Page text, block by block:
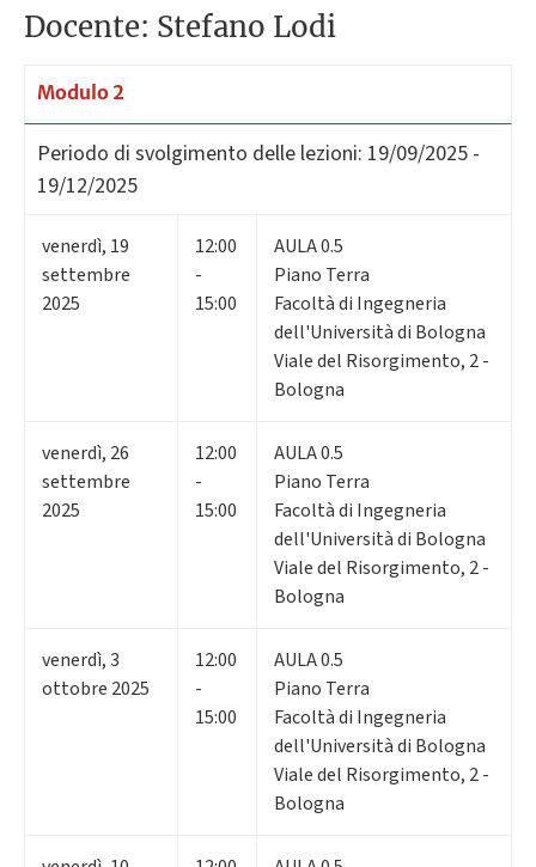
Docente: Stefano Lodi
Modulo 2
Periodo di svolgimento delle lezioni: 19/09/2025 -
19/12/2025
venerdì, 19
settembre
2025
12:00
-
15:00
AULA 0.5
Piano Terra
Facoltà di Ingegneria
dell'Università di Bologna
Viale del Risorgimento, 2 -
Bologna
venerdì, 26
settembre
2025
12:00
-
15:00
AULA 0.5
Piano Terra
Facoltà di Ingegneria
dell'Università di Bologna
Viale del Risorgimento, 2 -
Bologna
venerdì,3
ottobre 2025
12:00
-
15:00
AULA 0.5
Piano Terra
Facoltà di Ingegneria
dell'Università di Bologna
Viale del Risorgimento, 2 -
Bologna